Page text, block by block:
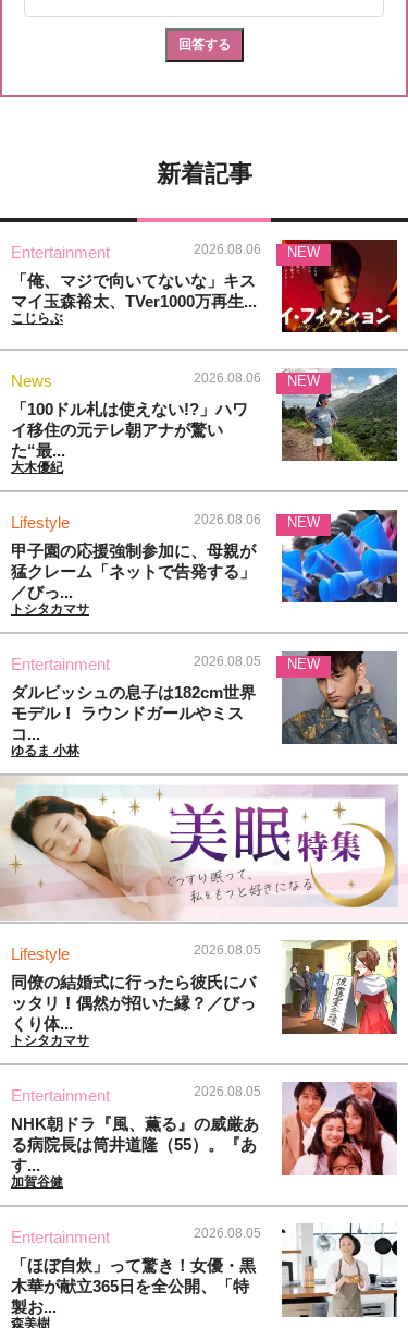
新着記事
Entertainment 2026.08.06
「俺、マジで向いてないな」キス
マイ玉森裕太、TVer1000万再生...
こじらぶ
NEW
News 2026.08.06
「100ドル札は使えない!?」ハワ
イ移住の元テレ朝アナが驚い
た“最...
大木優紀
NEW
Lifestyle 2026.08.06
甲子園の応援強制参加に、母親が
猛クレーム「ネットで告発する」
／びっ...
トシタカマサ
NEW
Entertainment 2026.08.05
ダルビッシュの息子は182cm世界
モデル！ ラウンドガールやミス
コ...
ゆるま 小林
NEW
Lifestyle 2026.08.05
同僚の結婚式に行ったら彼氏にバ
ッタリ！偶然が招いた縁？／びっ
くり体...
トシタカマサ
Entertainment 2026.08.05
NHK朝ドラ『風、薫る』の威厳あ
る病院長は筒井道隆（55）。『あ
す...
加賀谷健
Entertainment 2026.08.05
「ほぼ自炊」って驚き！女優・黒
木華が献立365日を全公開、「特
製お...
森美樹